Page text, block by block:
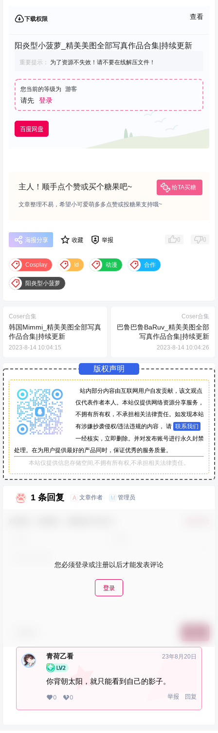
下载权限 查看
阳炎型小菠萝_精美美图全部写真作品合集|持续更新
重要提示： 为了资源不失效！请不要在线解压文件！
您当前的等级为 游客
请先 登录
百度网盘
主人！顺手点个赞或买个糖果吧~ 给TA买糖
文章整理不易，希望小可爱萌多多点赞或投糖果支持哦~
海报分享 收藏 举报 0 0
Cosplay Id 动漫 合作
阳炎型小菠萝
Coser合集
韩国Mimmi_精美美图全部写真
作品合集|持续更新
2023-8-14 10:04:15
Coser合集
巴鲁巴鲁BaRuv_精美美图全部
写真作品合集|持续更新
2023-8-14 10:04:26
版权声明
站内部分内容由互联网用户自发贡献，该文观点
仅代表作者本人。本站仅提供网络资源分享服务，
不拥有所有权，不承担相关法律责任。如发现本站
有涉嫌抄袭侵权/违法违规的内容， 请 联系我们
一经核实，立即删除。并对发布账号进行永久封禁
处理。在为用户提供最好的产品同时，保证优秀的服务质量。
本站仅提供信息存储空间,不拥有所有权,不承担相关法律责任。
1 条回复 A 文章作者 M 管理员
您必须登录或注册以后才能发表评论
登录
青荷乙看 23年8月20日
你背朝太阳，就只能看到自己的影子。
0 0 举报 回复